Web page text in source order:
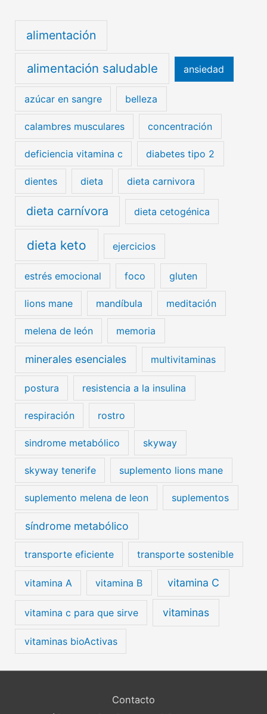
alimentación
alimentación saludable ansiedad
azúcar en sangre belleza
calambres musculares concentración
deficiencia vitamina c diabetes tipo 2
dientes dieta dieta carnivora
dieta carnívora dieta cetogénica
dieta keto ejercicios
estrés emocional foco gluten
lions mane mandíbula meditación
melena de león memoria
minerales esenciales multivitaminas
postura resistencia a la insulina
respiración rostro
sindrome metabólico skyway
skyway tenerife suplemento lions mane
suplemento melena de leon suplementos
síndrome metabólico
transporte eficiente transporte sostenible
vitamina A vitamina B vitamina C
vitamina c para que sirve vitaminas
vitaminas bioActivas
Contacto